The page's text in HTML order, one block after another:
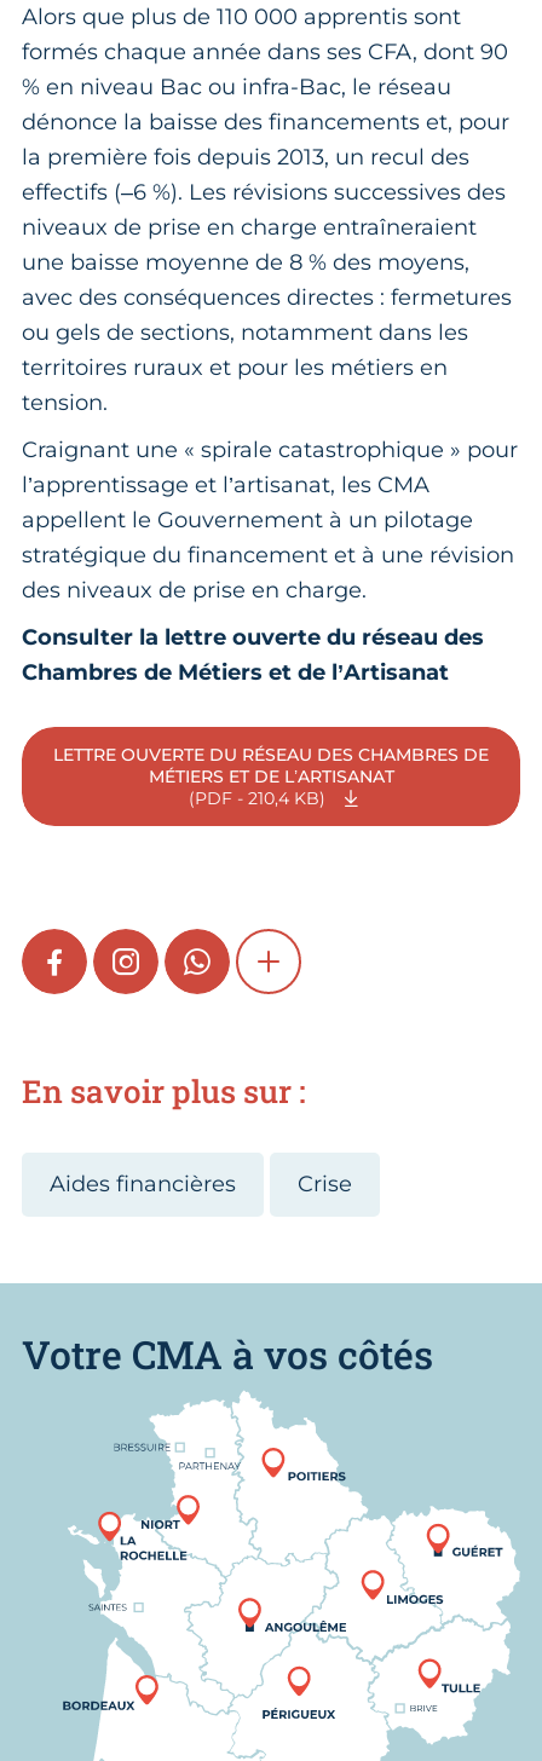
Alors que plus de 110 000 apprentis sont
formés chaque année dans ses CFA, dont 90
% en niveau Bac ou infra-Bac, le réseau
dénonce la baisse des financements et, pour
la première fois depuis 2013, un recul des
effectifs (–6 %). Les révisions successives des
niveaux de prise en charge entraîneraient
une baisse moyenne de 8 % des moyens,
avec des conséquences directes : fermetures
ou gels de sections, notamment dans les
territoires ruraux et pour les métiers en
tension.
Craignant une « spirale catastrophique » pour
l’apprentissage et l’artisanat, les CMA
appellent le Gouvernement à un pilotage
stratégique du financement et à une révision
des niveaux de prise en charge.
Consulter la lettre ouverte du réseau des
Chambres de Métiers et de l’Artisanat
LETTRE OUVERTE DU RÉSEAU DES CHAMBRES DE
MÉTIERS ET DE L’ARTISANAT
(PDF - 210,4 KB)
FACEBOOKINSTAGRAMWHATSAPPSHOW MORE
En savoir plus sur :
Aides financières Crise
Votre CMA à vos côtés